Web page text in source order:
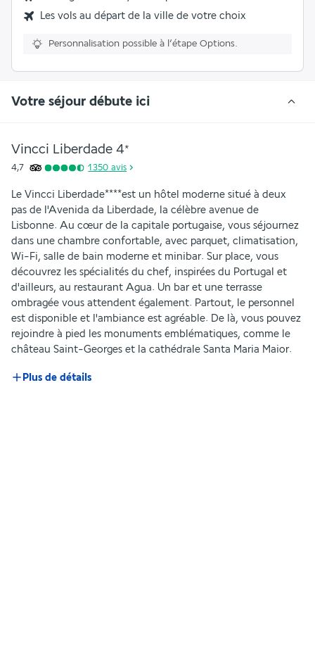
Les vols au départ de la ville de votre choix
Personnalisation possible à l’étape Options.
Votre séjour débute ici
Vincci Liberdade 4*
4,7 1 350 avis
Le Vincci Liberdade****est un hôtel moderne situé à deux
pas de l'Avenida da Liberdade, la célèbre avenue de
Lisbonne. Au cœur de la capitale portugaise, vous séjournez
dans une chambre confortable, avec parquet, climatisation,
Wi-Fi, salle de bain moderne et minibar. Sur place, vous
découvrez les spécialités du chef, inspirées du Portugal et
d'ailleurs, au restaurant Agua. Un bar et une terrasse
ombragée vous attendent également. Partout, le personnel
est disponible et l'ambiance est agréable. De là, vous pouvez
rejoindre à pied les monuments emblématiques, comme le
château Saint-Georges et la cathédrale Santa Maria Maior.
Plus de détails